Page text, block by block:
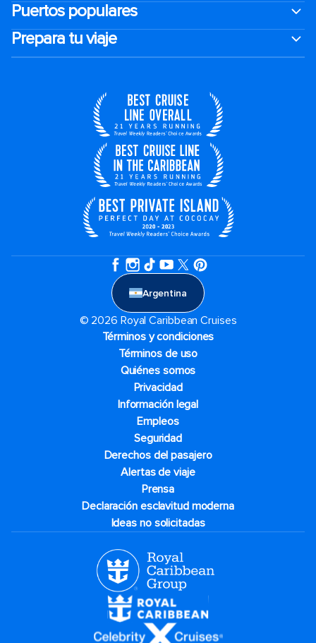
Puertos populares
Prepara tu viaje
Argentina
© 2026 Royal Caribbean Cruises
Términos y condiciones
Términos de uso
Quiénes somos
Privacidad
Información legal
Empleos
Seguridad
Derechos del pasajero
Alertas de viaje
Prensa
Declaración esclavitud moderna
Ideas no solicitadas